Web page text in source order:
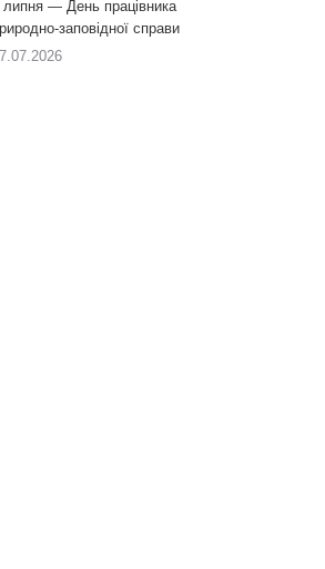
липня — День працівника
заповідної справи